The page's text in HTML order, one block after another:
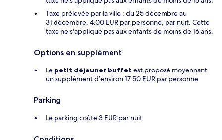
Taxe prélevée par la ville : du 25 décembre au
31 décembre, 4.00 EUR par personne, par nuit. Cette
taxe ne s'applique pas aux enfants de moins de 16 ans.
Options en supplément
Le petit déjeuner buffet est proposé moyennant
un supplément d’environ 17.50 EUR par personne
Parking
Le parking coûte 3 EUR par nuit